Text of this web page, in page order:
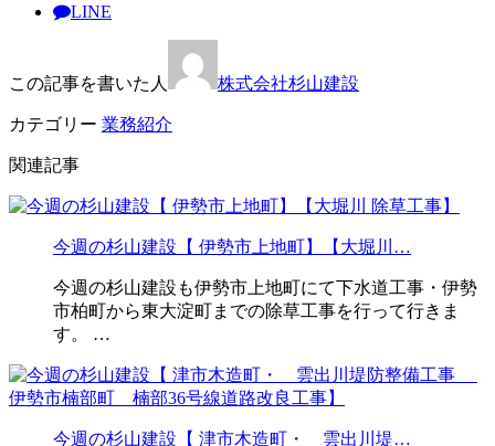
LINE
この記事を書いた人 株式会社杉山建設
カテゴリー 業務紹介
関連記事
今週の杉山建設【 伊勢市上地町】【大堀川…
今週の杉山建設も伊勢市上地町にて下水道工事・伊勢
市柏町から東大淀町までの除草工事を行って行きま
す。 …
今週の杉山建設【 津市木造町・ 雲出川堤…